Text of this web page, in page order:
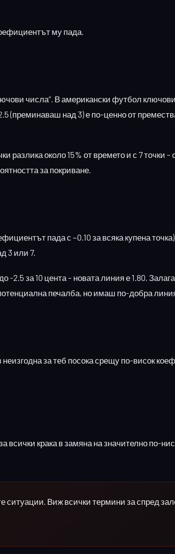
му пада.
числа“. В американски футбол
(преминаваш над 3) е по-ценно от
около 15% от времето и с 7 точки –
за покриване.
пада с ~0.10 за всяка купена
3 или 7.
2.5 за 10 цента – новата линия е 1.80.
печалба, но имаш по-добра
за теб посока срещу по-висок
всички крака в замяна на значително по-
ситуации. Виж всички термини за спред